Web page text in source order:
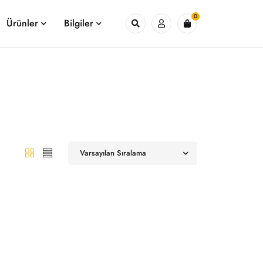
Ürünler Bilgiler
0
Varsayılan Sıralama